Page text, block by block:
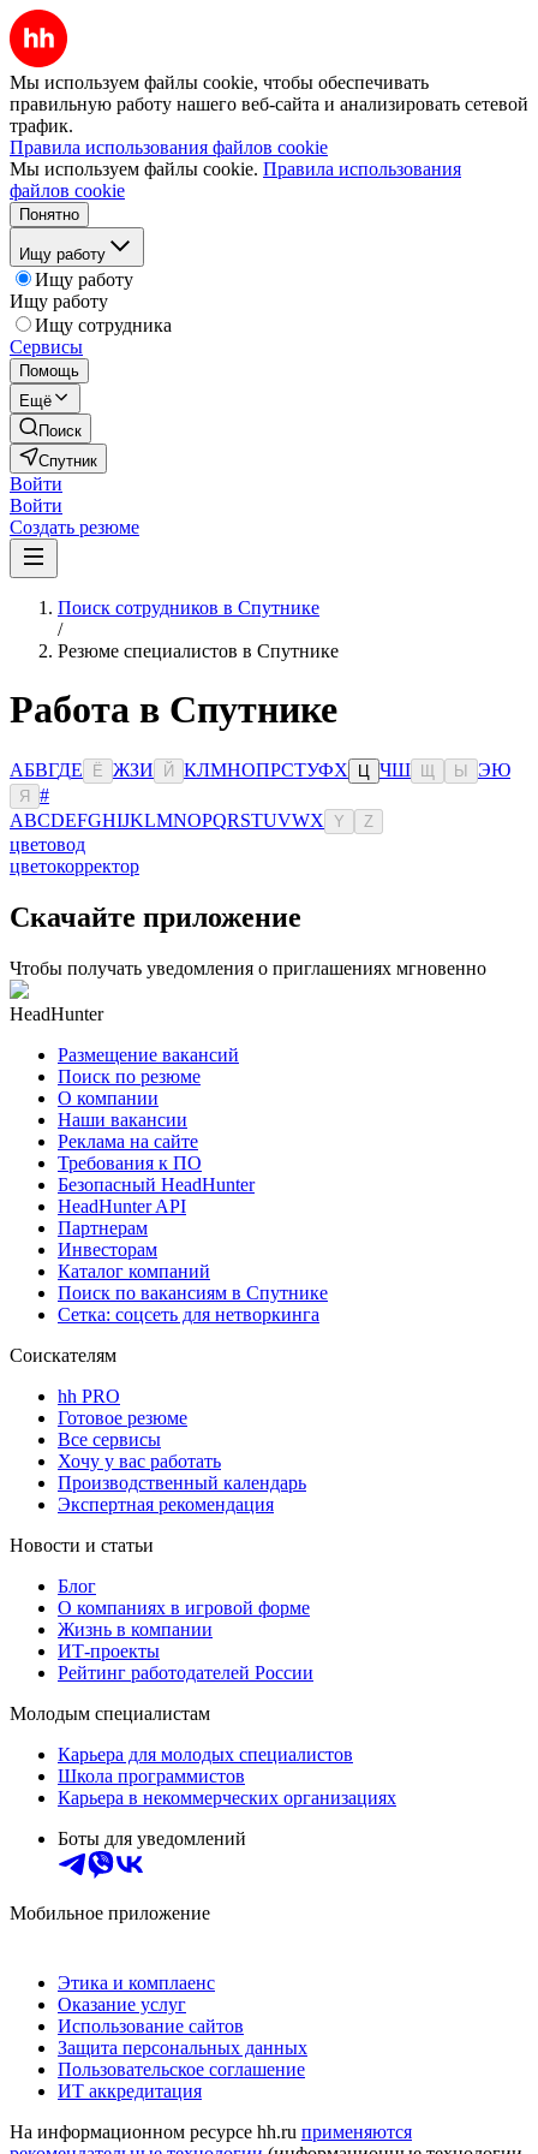
Мы используем файлы cookie, чтобы обеспечивать
правильную работу нашего веб-сайта и анализировать сетевой
трафик.
Правила использования файлов cookie
Мы используем файлы cookie. Правила использования
файлов cookie
Понятно
Ищу работу
Ищу работу
Ищу работу
Ищу сотрудника
Сервисы
Помощь
Ещё
Поиск
Спутник
Войти
Войти
Создать резюме
Поиск сотрудников в Спутнике
/
Резюме специалистов в Спутнике
Работа в Спутнике
АБВГДЕ Ё ЖЗИ Й КЛМНОПРСТУФХ ЧШ Ы ЭЮ
Я
#
ABCDEFGHIJKLMNOPQRSTUVWX Y Z
цветовод
цветокорректор
Скачайте приложение
Чтобы получать уведомления о приглашениях мгновенно
HeadHunter
Размещение вакансий
Поиск по резюме
О компании
Наши вакансии
Реклама на сайте
Требования к ПО
Безопасный HeadHunter
HeadHunter API
Партнерам
Инвесторам
Каталог компаний
Поиск по вакансиям в Спутнике
Сетка: соцсеть для нетворкинга
Соискателям
hh PRO
Готовое резюме
Все сервисы
Хочу у вас работать
Производственный календарь
Экспертная рекомендация
Новости и статьи
Блог
О компаниях в игровой форме
Жизнь в компании
ИТ-проекты
Рейтинг работодателей России
Молодым специалистам
Карьера для молодых специалистов
Школа программистов
Карьера в некоммерческих организациях
Боты для уведомлений
Мобильное приложение
Этика и комплаенс
Оказание услуг
Использование сайтов
Защита персональных данных
Пользовательское соглашение
ИТ аккредитация
На информационном ресурсе hh.ru применяются